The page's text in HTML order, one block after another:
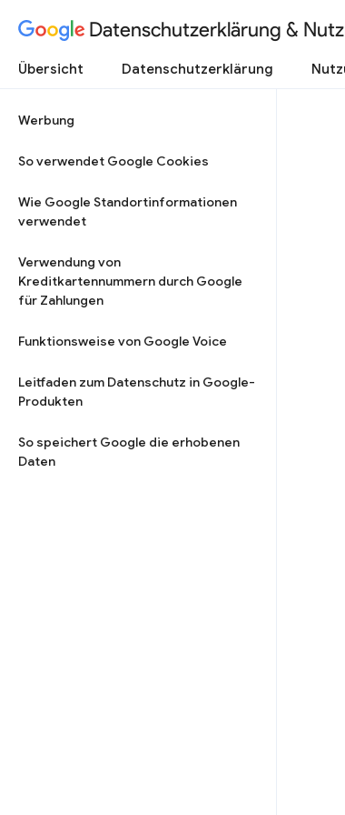
Datenschutzerklärung &
Übersicht Datenschutzerklärung
Werbung
So verwendet Google Cookies
Wie Google Standortinformationen
verwendet
Verwendung von
Kreditkartennummern durch Google
für Zahlungen
Funktionsweise von Google Voice
Leitfaden zum Datenschutz in Google-
Produkten
So speichert Google die erhobenen
Daten